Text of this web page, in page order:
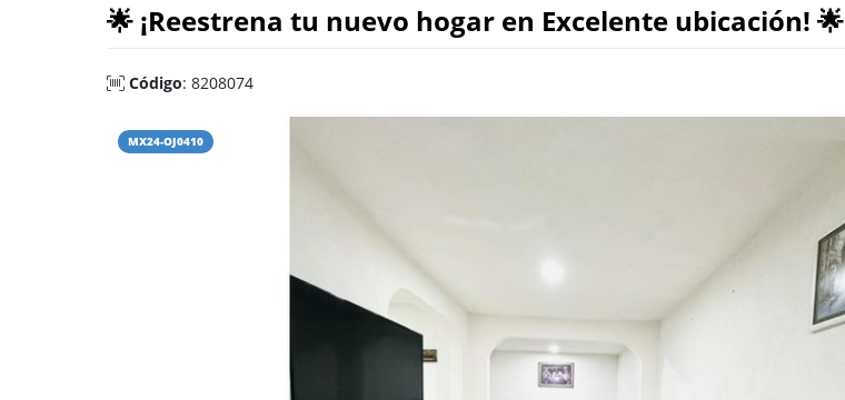
🌟 ¡Reestrena tu nuevo hogar en Excelente ubicación! 🌟
Código: 8208074
MX24-OJ0410